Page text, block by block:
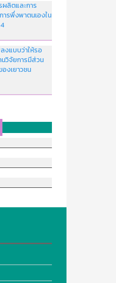
ลิตและการ
รพึ่งพาตนเองใน
งแบบว่าให้รอ
นวิจัยการมีส่วน
งเยาวชน